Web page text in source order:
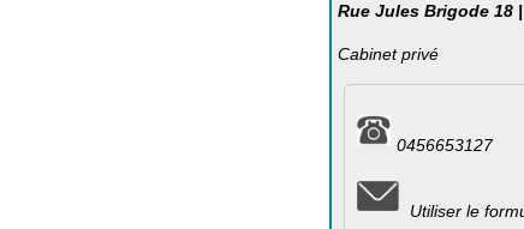
Rue Jules Brigode 18
Cabinet privé
0456653127
Utiliser le